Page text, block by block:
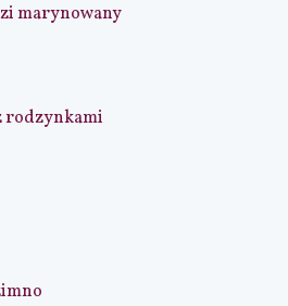
marynowany
rodzynkami